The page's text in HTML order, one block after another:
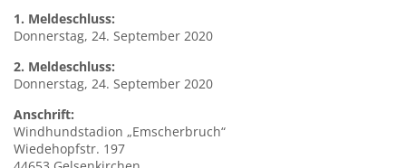
1. Meldeschluss:
Donnerstag, 24. September 2020
2. Meldeschluss:
Donnerstag, 24. September 2020
Anschrift:
Windhundstadion „Emscherbruch“
Wiedehopfstr. 197